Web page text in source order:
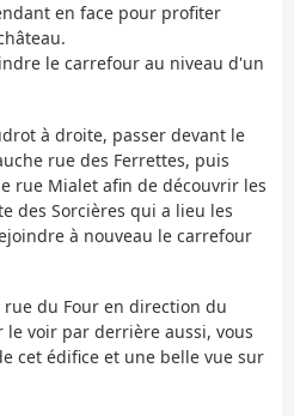
en face pour profiter
le carrefour au niveau d'un
à droite, passer devant le
rue des Ferrettes, puis
rue Mialet afin de découvrir les
des Sorcières qui a lieu les
à nouveau le carrefour
du Four en direction du
le voir par derrière aussi, vous
cet édifice et une belle vue sur